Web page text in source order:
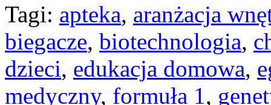
Tagi: apteka, aranżacja
biegacze, biotechnologia,
dzieci, edukacja domowa,
medyczny, formuła 1,